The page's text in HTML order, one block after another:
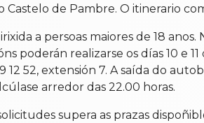
Castelo de Pambre. O itinerario
a persoas maiores de 18
poderán realizarse os días 10 e
12 52, extensión 7. A saída do
arredor das 22.00 horas.
supera as prazas